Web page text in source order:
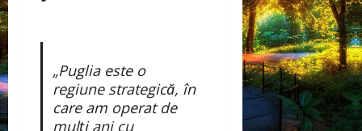
„Puglia este o
regiune strategică, în
care am operat de
mulți ani cu